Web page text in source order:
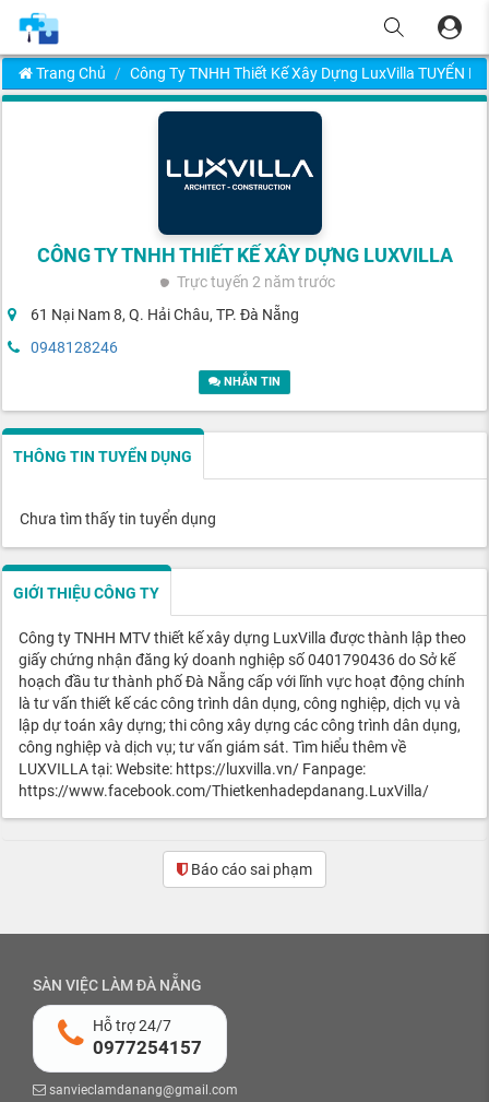
Trang Chủ Công Ty TNHH Thiết Kế Xây Dựng LuxVilla TUYỂN
CÔNG TY TNHH THIẾT KẾ XÂY DỰNG LUXVILLA
Trực tuyến 2 năm trước
61 Nại Nam 8, Q. Hải Châu, TP. Đà Nẵng
0948128246
NHẮN TIN
THÔNG TIN TUYỂN DỤNG
Chưa tìm thấy tin tuyển dụng
GIỚI THIỆU CÔNG TY
Công ty TNHH MTV thiết kế xây dựng LuxVilla được thành lập theo
giấy chứng nhận đăng ký doanh nghiệp số 0401790436 do Sở kế
hoạch đầu tư thành phố Đà Nẵng cấp với lĩnh vực hoạt động chính
là tư vấn thiết kế các công trình dân dụng, công nghiệp, dịch vụ và
lập dự toán xây dựng; thi công xây dựng các công trình dân dụng,
công nghiệp và dịch vụ; tư vấn giám sát. Tìm hiểu thêm về
LUXVILLA tại: Website: https://luxvilla.vn/ Fanpage:
https://www.facebook.com/Thietkenhadepdanang.LuxVilla/
Báo cáo sai phạm
SÀN VIỆC LÀM ĐÀ NẴNG
Hỗ trợ 24/7
0977254157
sanvieclamdanang@gmail.com